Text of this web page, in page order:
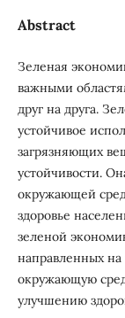
Abstract
Зеленая
важными
друг на друга.
устойчивое
загрязняющих
устойчивости.
окружающей
здоровье
зеленой
направленных на
окружающую
улучшению